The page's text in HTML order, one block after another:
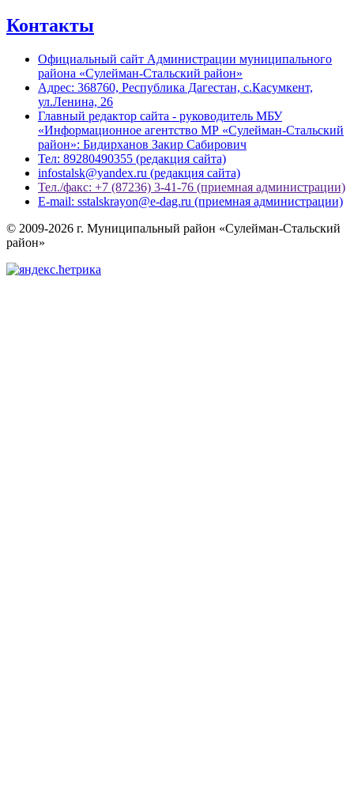
Контакты
Официальный сайт Администрации муниципального
района «Сулейман-Стальский район»
Адрес: 368760, Республика Дагестан, с.Касумкент,
ул.Ленина, 26
Главный редактор сайта - руководитель МБУ
«Информационное агентство МР «Сулейман-Стальский
район»: Бидирханов Закир Сабирович
Тел: 89280490355 (редакция сайта)
infostalsk@yandex.ru (редакция сайта)
Тел./факс: +7 (87236) 3-41-76 (приемная администрации)
E-mail: sstalskrayon@e-dag.ru (приемная администрации)
© 2009-2026 г. Муниципальный район «Сулейман-Стальский
район»